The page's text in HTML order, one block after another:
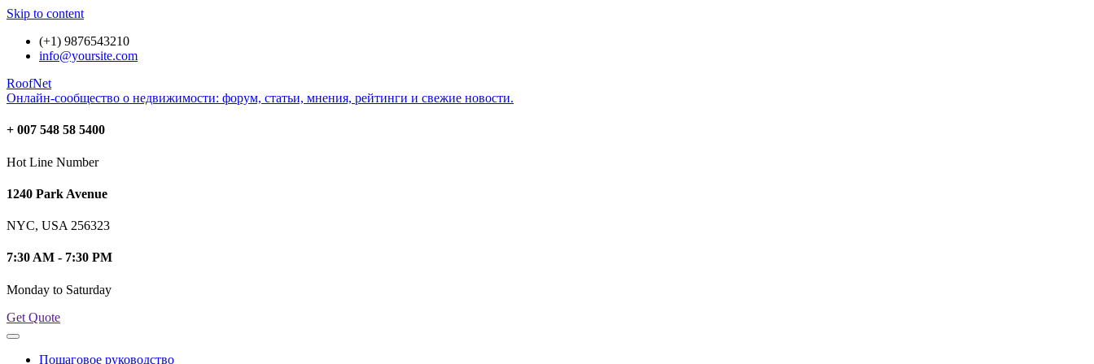
Skip to content
(+1) 9876543210
info@yoursite.com
RoofNet
Онлайн-сообщество о недвижимости: форум, статьи, мнения, рейтинги и свежие новости.
+ 007 548 58 5400
Hot Line Number
1240 Park Avenue
NYC, USA 256323
7:30 AM - 7:30 PM
Monday to Saturday
Get Quote
Пошаговое руководство